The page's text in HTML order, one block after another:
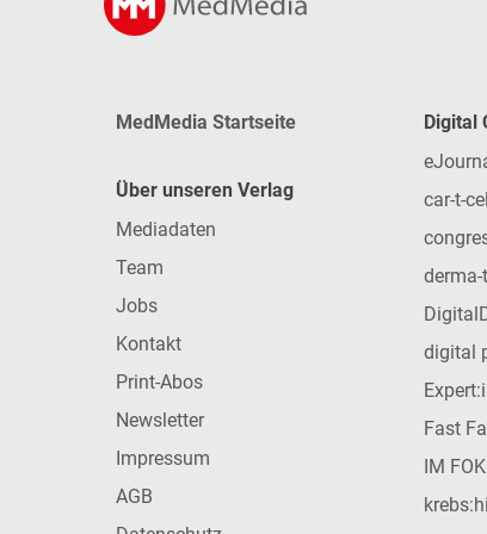
MedMedia Startseite
Über unseren Verlag
Mediadaten
Team
Jobs
Kontakt
Print-Abos
Newsletter
Impressum
AGB
Digital
car-t-
digital
Fast
IM